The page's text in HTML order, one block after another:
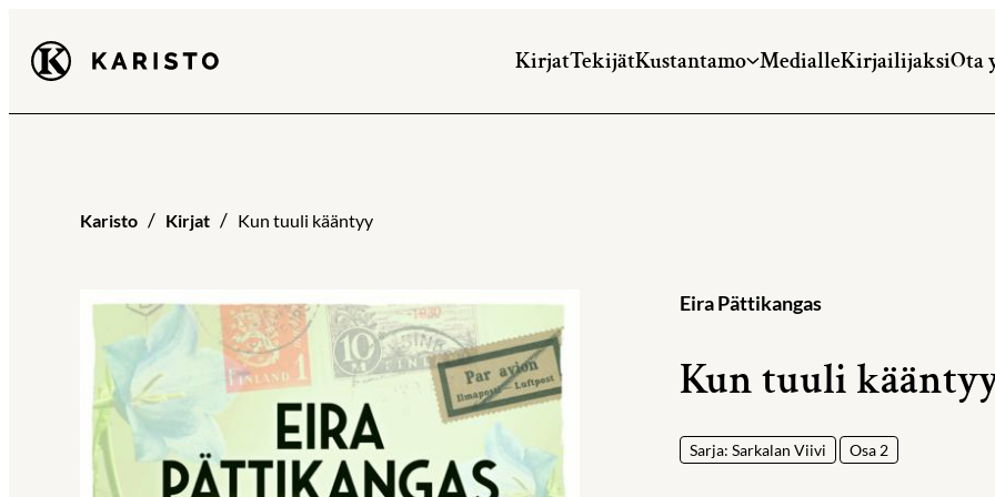
suoraan
Karisto KirjatTekijätKustantamo MedialleKirjailijaksiOta
Karisto Kirjat Kun tuuli kääntyy
Eira Pättikangas
Kun tuuli
Sarja: Sarkalan Viivi Osa 2